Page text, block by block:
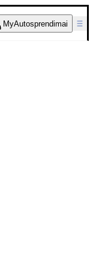
MyAutosprendimai